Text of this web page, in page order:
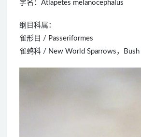
学名：Atlapetes melanocephalus
纲目科属：
雀形目 / Passeriformes
雀鹀科 / New World Sparrows，Bush